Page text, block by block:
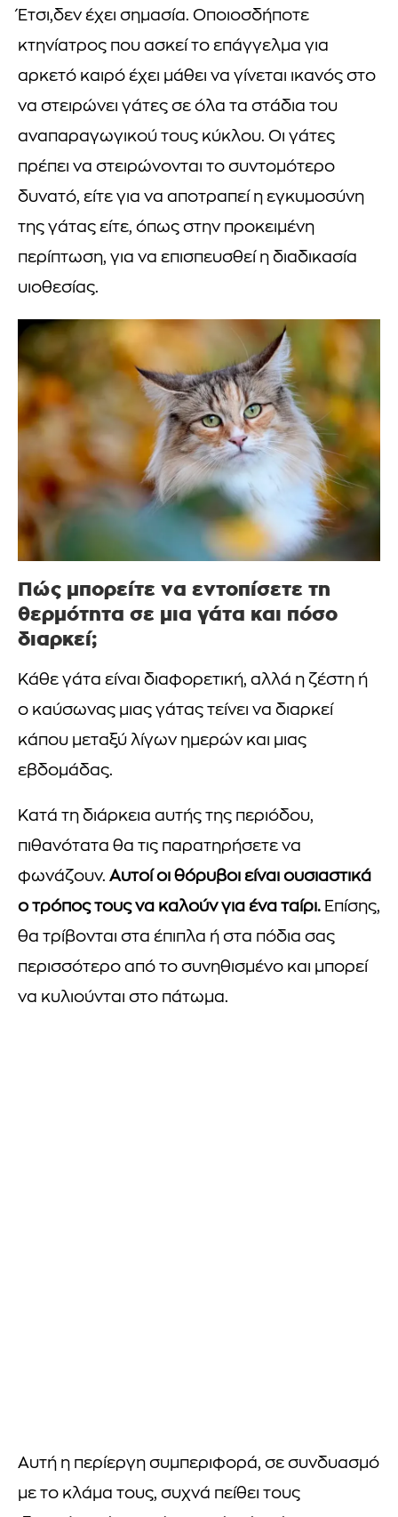
Έτσι,δεν έχει σημασία. Οποιοσδήποτε
κτηνίατρος που ασκεί το επάγγελμα για
αρκετό καιρό έχει μάθει να γίνεται ικανός στο
να στειρώνει γάτες σε όλα τα στάδια του
αναπαραγωγικού τους κύκλου. Οι γάτες
πρέπει να στειρώνονται το συντομότερο
δυνατό, είτε για να αποτραπεί η εγκυμοσύνη
της γάτας είτε, όπως στην προκειμένη
περίπτωση, για να επισπευσθεί η διαδικασία
υιοθεσίας.
Πώς μπορείτε να εντοπίσετε τη
θερμότητα σε μια γάτα και πόσο
διαρκεί;
Κάθε γάτα είναι διαφορετική, αλλά η ζέστη ή
ο καύσωνας μιας γάτας τείνει να διαρκεί
κάπου μεταξύ λίγων ημερών και μιας
εβδομάδας.
Κατά τη διάρκεια αυτής της περιόδου,
πιθανότατα θα τις παρατηρήσετε να
φωνάζουν. Αυτοί οι θόρυβοι είναι ουσιαστικά
ο τρόπος τους να καλούν για ένα ταίρι. Επίσης,
θα τρίβονται στα έπιπλα ή στα πόδια σας
περισσότερο από το συνηθισμένο και μπορεί
να κυλιούνται στο πάτωμα.
Αυτή η περίεργη συμπεριφορά, σε συνδυασμό
με το κλάμα τους, συχνά πείθει τους